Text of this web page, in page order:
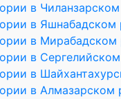
в
в Яшнабадском
в Мирабадском
в
в
в Алмазарском